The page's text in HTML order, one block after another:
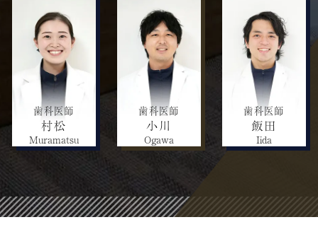
歯科医師
村松
Muramatsu
歯科医師
小川
Ogawa
歯科医師
飯田
Iida